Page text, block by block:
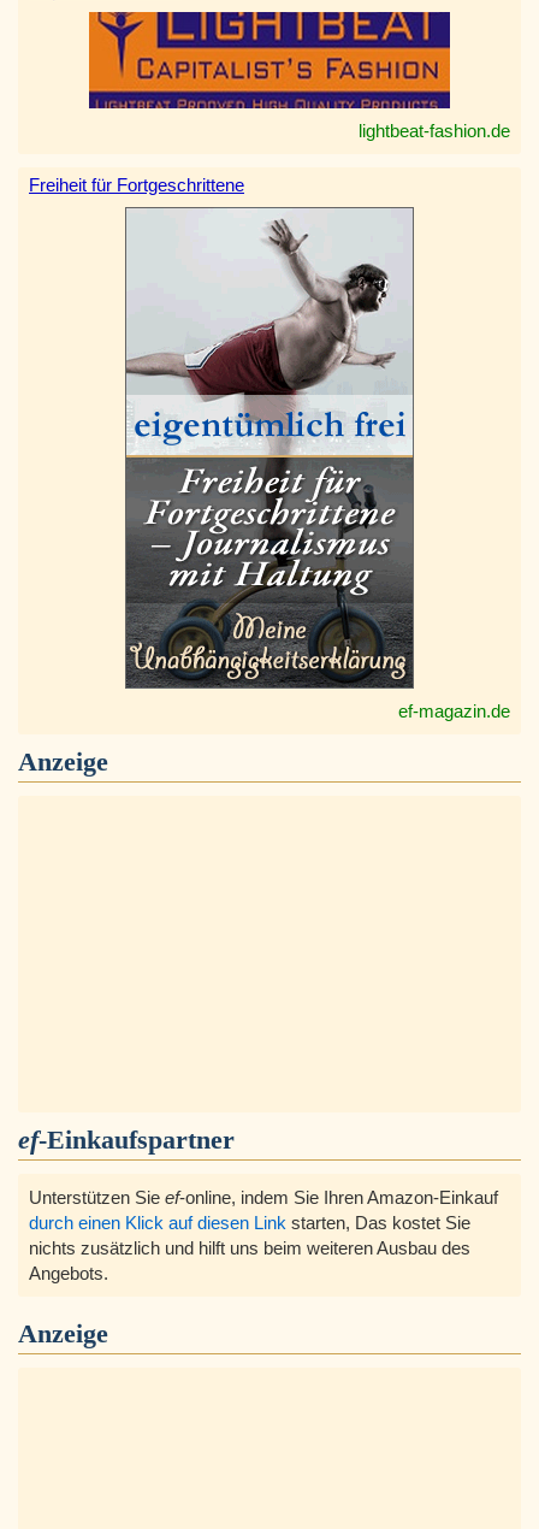
lightbeat-fashion.de
Freiheit für Fortgeschrittene
ef-magazin.de
Anzeige
ef-Einkaufspartner
Unterstützen Sie ef-online, indem Sie Ihren Amazon-Einkauf
durch einen Klick auf diesen Link starten, Das kostet Sie
nichts zusätzlich und hilft uns beim weiteren Ausbau des
Angebots.
Anzeige